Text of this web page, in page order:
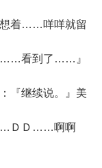
着……咩咩就留
看到了……』
『继续说。』美
ＤＤ……啊啊